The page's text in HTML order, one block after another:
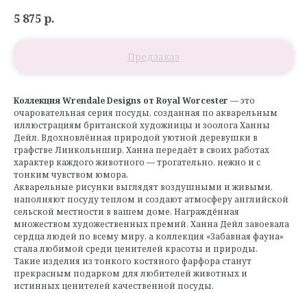
5 875р.
Коллекция Wrendale Designs от Royal Worcester — это
очаровательная серия посуды, созданная по акварельным
иллюстрациям британской художницы и зоолога Ханны
Дейл. Вдохновлённая природой уютной деревушки в
графстве Линкольншир, Ханна передаёт в своих работах
характер каждого животного — трогательно, нежно и с
тонким чувством юмора.
Акварельные рисунки выглядят воздушными и живыми,
наполняют посуду теплом и создают атмосферу английской
сельской местности в вашем доме. Награждённая
множеством художественных премий, Ханна Дейл завоевала
сердца людей по всему миру, а коллекция «Забавная фауна»
стала любимой среди ценителей красоты и природы.
Такие изделия из тонкого костяного фарфора станут
прекрасным подарком для любителей животных и
истинных ценителей качественной посуды.